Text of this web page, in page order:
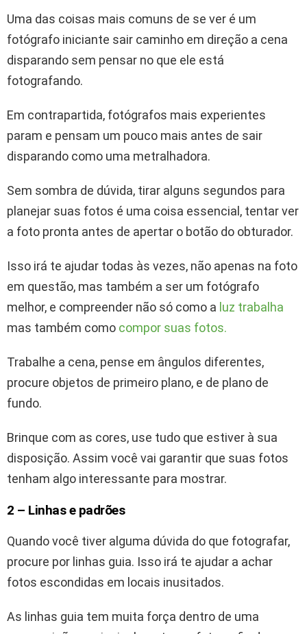
Uma das coisas mais comuns de se ver é um
fotógrafo iniciante sair caminho em direção a cena
disparando sem pensar no que ele está
fotografando.
Em contrapartida, fotógrafos mais experientes
param e pensam um pouco mais antes de sair
disparando como uma metralhadora.
Sem sombra de dúvida, tirar alguns segundos para
planejar suas fotos é uma coisa essencial, tentar ver
a foto pronta antes de apertar o botão do obturador.
Isso irá te ajudar todas às vezes, não apenas na foto
em questão, mas também a ser um fotógrafo
melhor, e compreender não só como a luz trabalha
mas também como compor suas fotos.
Trabalhe a cena, pense em ângulos diferentes,
procure objetos de primeiro plano, e de plano de
fundo.
Brinque com as cores, use tudo que estiver à sua
disposição. Assim você vai garantir que suas fotos
tenham algo interessante para mostrar.
2 – Linhas e padrões
Quando você tiver alguma dúvida do que fotografar,
procure por linhas guia. Isso irá te ajudar a achar
fotos escondidas em locais inusitados.
As linhas guia tem muita força dentro de uma